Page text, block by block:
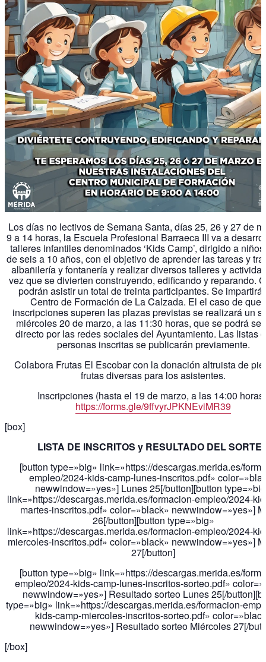
Los días no lectivos de Semana Santa, días 25, 26 y 27 de
9 a 14 horas, la Escuela Profesional Barraeca III va a
talleres infantiles denominados ‘Kids Camp’, dirigido a
de seis a 10 años, con el objetivo de aprender las tareas y
albañilería y fontanería y realizar diversos talleres y
vez que se divierten construyendo, edificando y reparando.
podrán asistir un total de treinta participantes. Se
Centro de Formación de La Calzada. El el caso de que
inscripciones superen las plazas previstas se realizará un
miércoles 20 de marzo, a las 11:30 horas, que se podrá
directo por las redes sociales del Ayuntamiento. Las listas
personas inscritas se publicarán previamente.
Colabora Frutas El Escobar con la donación altruista de
frutas diversas para los asistentes.
Inscripciones (hasta el 19 de marzo, a las 14:00
https://forms.gle/9ffvyrJPKNEviMR39
[box]
LISTA DE INSCRITOS y RESULTADO DEL
[button type=»big» link=»https://descargas.merida.es/
empleo/2024-kids-camp-lunes-inscritos.pdf»
newwindow=»yes»] Lunes 25[/button][button
link=»https://descargas.merida.es/formacion-empleo/2024-
martes-inscritos.pdf» color=»black» newwindow=»yes»]
26[/button][button type=»big»
link=»https://descargas.merida.es/formacion-empleo/2024-
miercoles-inscritos.pdf» color=»black» newwindow=»yes»]
27[/button]
[button type=»big» link=»https://descargas.merida.es/
empleo/2024-kids-camp-lunes-inscritos-sorteo.pdf»
newwindow=»yes»] Resultado sorteo Lunes 25[/
type=»big» link=»https://descargas.merida.es/formacion-
kids-camp-miercoles-inscritos-sorteo.pdf»
newwindow=»yes»] Resultado sorteo Miércoles 27[/
[/box]